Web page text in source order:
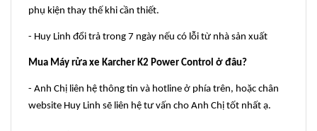
phụ kiện thay thế khi cần thiết.
- Huy Linh đổi trả trong 7 ngày nếu có lỗi từ nhà sản xuất
Mua Máy rửa xe Karcher K2 Power Control ở đâu?
- Anh Chị liên hệ thông tin và hotline ở phía trên, hoặc chân
website Huy Linh sẽ liên hệ tư vấn cho Anh Chị tốt nhất ạ.